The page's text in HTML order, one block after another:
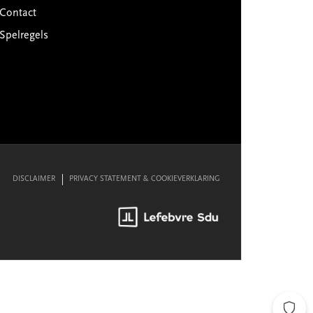
Contact
Spelregels
DISCLAIMER PRIVACY STATEMENT & COOKIEVERKLARING